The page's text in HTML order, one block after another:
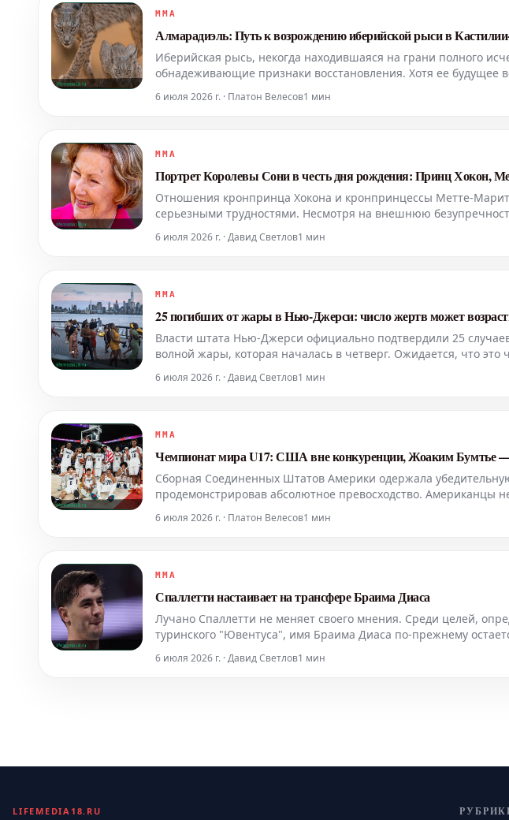
MMA
Алмарадиэль: Путь к возрождению иберийской рыси в
Иберийская рысь, некогда находившаяся на грани полного
обнадеживающие признаки восстановления. Хотя ее будущее
одной из таких
6 июля 2026 г. · Платон Велесов1 мин
MMA
Портрет Королевы Сони в честь дня рождения: Принц Хокон,
Отношения кронпринца Хокона и кронпринцессы Метте-Марит,
серьезными трудностями. Несмотря на внешнюю
6 июля 2026 г. · Давид Светлов1 мин
MMA
25 погибших от жары в Нью-Джерси: число жертв может
Власти штата Нью-Джерси официально подтвердили 25
волной жары, которая началась в четверг. Ожидается, что это
6 июля 2026 г. · Давид Светлов1 мин
MMA
Чемпионат мира U17: США вне конкуренции, Жоаким Бумтье
Сборная Соединенных Штатов Америки одержала
продемонстрировав абсолютное превосходство. Американцы
поединке Жоак
6 июля 2026 г. · Платон Велесов1 мин
MMA
Спаллетти настаивает на трансфере Браима Диаса
Лучано Спаллетти не меняет своего мнения. Среди целей,
туринского "Ювентуса", имя Браима Диаса по-прежнему
6 июля 2026 г. · Давид Светлов1 мин
LIFEMEDIA18.RU